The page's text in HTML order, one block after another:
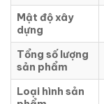
Mật độ xây
dựng
Tổng số lượng
sản phẩm
Loại hình sản